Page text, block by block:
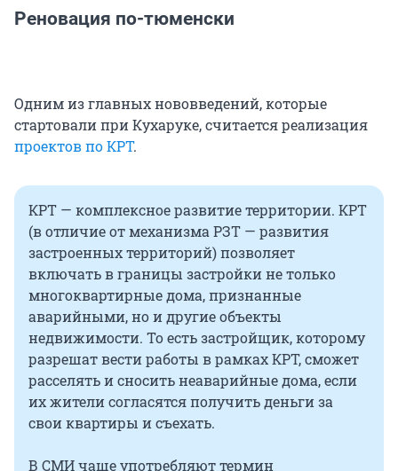
Реновация по-тюменски
Одним из главных нововведений, которые
стартовали при Кухаруке, считается реализация
проектов по КРТ.
КРТ — комплексное развитие территории. КРТ
(в отличие от механизма РЗТ — развития
застроенных территорий) позволяет
включать в границы застройки не только
многоквартирные дома, признанные
аварийными, но и другие объекты
недвижимости. То есть застройщик, которому
разрешат вести работы в рамках КРТ, сможет
расселять и сносить неаварийные дома, если
их жители согласятся получить деньги за
свои квартиры и съехать.
В СМИ чаще употребляют термин